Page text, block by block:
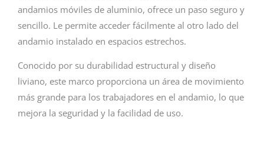
andamios móviles de aluminio, ofrece un paso seguro y
sencillo. Le permite acceder fácilmente al otro lado del
andamio instalado en espacios estrechos.
Conocido por su durabilidad estructural y diseño
liviano, este marco proporciona un área de movimiento
más grande para los trabajadores en el andamio, lo que
mejora la seguridad y la facilidad de uso.